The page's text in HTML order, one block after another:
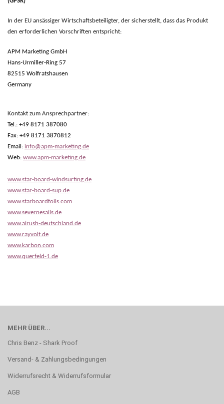
In der EU ansässiger Wirtschaftsbeteiligter, der sicherstellt, dass das Produkt
den erforderlichen Vorschriften entspricht:
APM Marketing GmbH
Hans-Urmiller-Ring 57
82515 Wolfratshausen
Germany
Kontakt zum Ansprechpartner:
Tel.: +49 8171 387080
Fax: +49 8171 3870812
Email: info@apm-marketing.de
Web: www.apm-marketing.de
www.star-board-windsurfing.de
www.star-board-sup.de
www.starboardfoils.com
www.severnesails.de
www.airush-deutschland.de
www.rayvolt.de
www.karbon.com
www.querfeld-1.de
MEHR ÜBER...
Chris Benz - Shark Proof
Versand- & Zahlungsbedingungen
Widerrufsrecht & Widerrufsformular
AGB